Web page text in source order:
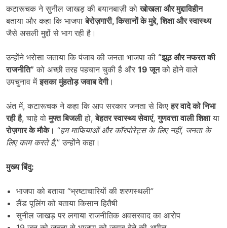
कटारूचक ने सुनील जाखड़ की बयानबाज़ी कोखोखला और मुद्दाविहीन
बताया और कहा कि भाजपाबेरोज़गारी,किसानों के मुद्दे,शिक्षा और स्वास्थ्य
जैसे असली मुद्दों से भाग रही है।
उन्होंने भरोसा जताया कि पंजाब की जनता भाजपा की “झूठ और नफरत की
राजनीति” को अच्छी तरह पहचान चुकी है और 19जूनको होने वाले
उपचुनाव मेंइसका मुंहतोड़ जवाब देगी।
अंत में, कटारूचक ने कहा कि आप सरकार जनता से किएहर वादे को निभा
रही है, चाहे वोमुफ्त बिजलीहो,बेहतर स्वास्थ्य सेवाएं,गुणवत्ता वाली शिक्षाया
रोज़गार के मौके। “हम माफियाओं और कॉरपोरेट्स के लिए नहीं, जनता के
लिए काम करते हैं,” उन्होंने कहा।
मुख्य बिंदु:
भाजपा को बताया “भ्रष्टाचारियों की शरणस्थली”
लैंड पूलिंग को बताया किसान हितैषी
सुनील जाखड़ पर लगाया राजनीतिक अवसरवाद का आरोप